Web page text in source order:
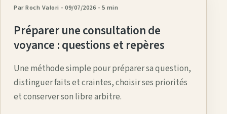
Par Roch Valori - 09/07/2026 - 5 min
Préparer une consultation de
voyance : questions et repères
Une méthode simple pour préparer sa question,
distinguer faits et craintes, choisir ses priorités
et conserver son libre arbitre.